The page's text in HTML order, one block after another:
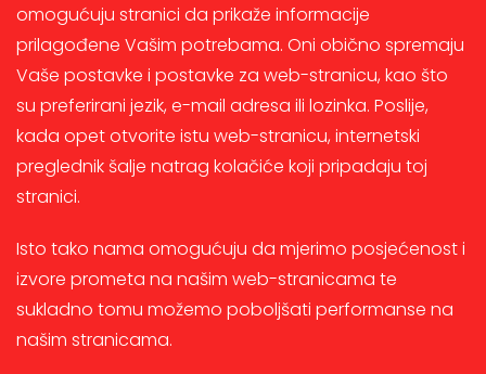
omogućuju stranici da prikaže informacije
prilagođene Vašim potrebama. Oni obično spremaju
Vaše postavke i postavke za web-stranicu, kao što
su preferirani jezik, e-mail adresa ili lozinka. Poslije,
kada opet otvorite istu web-stranicu, internetski
preglednik šalje natrag kolačiće koji pripadaju toj
stranici.
Isto tako nama omogućuju da mjerimo posjećenost i
izvore prometa na našim web-stranicama te
sukladno tomu možemo poboljšati performanse na
našim stranicama.